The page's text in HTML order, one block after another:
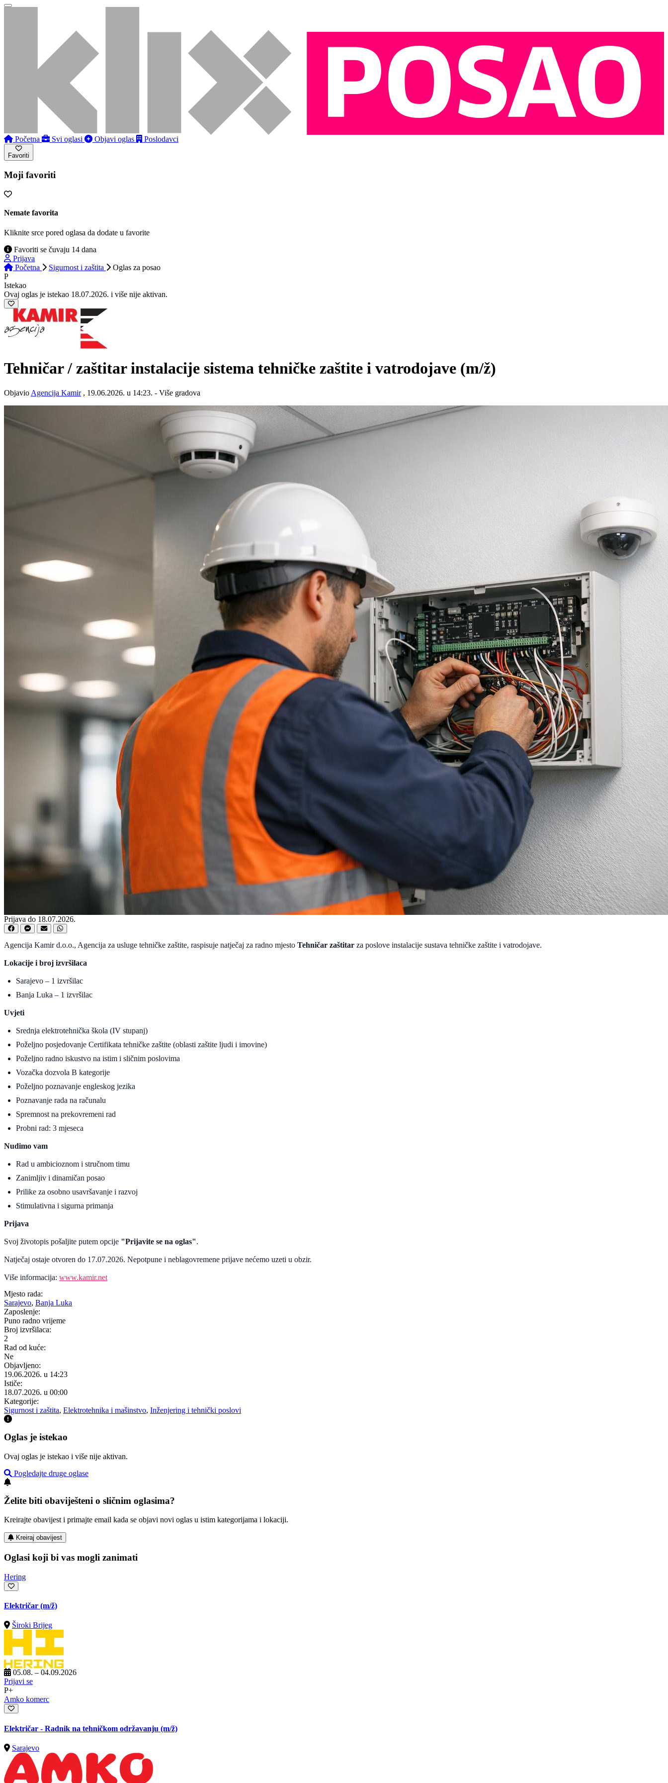
Početna Svi oglasi Objavi oglas Poslodavci
Favoriti
Moji favoriti
Nemate favorita
Kliknite srce pored oglasa da dodate u favorite
Favoriti se čuvaju 14 dana
Prijava
Početna
Sigurnost i zaštita Oglas za posao
P
Istekao
Ovaj oglas je istekao 18.07.2026. i više nije aktivan.
Tehničar / zaštitar instalacije sistema tehničke zaštite i vatrodojave (m/ž)
Objavio Agencija Kamir, 19.06.2026. u 14:23. - Više gradova
Prijava do 18.07.2026.
Agencija Kamir d.o.o., Agencija za usluge tehničke zaštite, raspisuje natječaj za radno mjesto Tehničar zaštitar za poslove instalacije sustava tehničke zaštite i vatrodojave.
Lokacije i broj izvršilaca
Sarajevo – 1 izvršilac
Banja Luka – 1 izvršilac
Uvjeti
Srednja elektrotehnička škola (IV stupanj)
Poželjno posjedovanje Certifikata tehničke zaštite (oblasti zaštite ljudi i imovine)
Poželjno radno iskustvo na istim i sličnim poslovima
Vozačka dozvola B kategorije
Poželjno poznavanje engleskog jezika
Poznavanje rada na računalu
Spremnost na prekovremeni rad
Probni rad: 3 mjeseca
Nudimo vam
Rad u ambicioznom i stručnom timu
Zanimljiv i dinamičan posao
Prilike za osobno usavršavanje i razvoj
Stimulativna i sigurna primanja
Prijava
Svoj životopis pošaljite putem opcije "Prijavite se na oglas".
Natječaj ostaje otvoren do 17.07.2026. Nepotpune i neblagovremene prijave nećemo uzeti u obzir.
Više informacija: www.kamir.net
Mjesto rada:
Sarajevo, Banja Luka
Zaposlenje:
Puno radno vrijeme
Broj izvršilaca:
2
Rad od kuće:
Ne
Objavljeno:
19.06.2026. u 14:23
Ističe:
18.07.2026. u 00:00
Kategorije:
Sigurnost i zaštita, Elektrotehnika i mašinstvo, Inženjering i tehnički poslovi
Oglas je istekao
Ovaj oglas je istekao i više nije aktivan.
Pogledajte druge oglase
Želite biti obaviješteni o sličnim oglasima?
Kreirajte obavijest i primajte email kada se objavi novi oglas u istim kategorijama i lokaciji.
Kreiraj obavijest
Oglasi koji bi vas mogli zanimati
Hering
Električar (m/ž)
Široki Brijeg
05.08. – 04.09.2026
Prijavi se
P+
Amko komerc
Električar - Radnik na tehničkom održavanju (m/ž)
Sarajevo